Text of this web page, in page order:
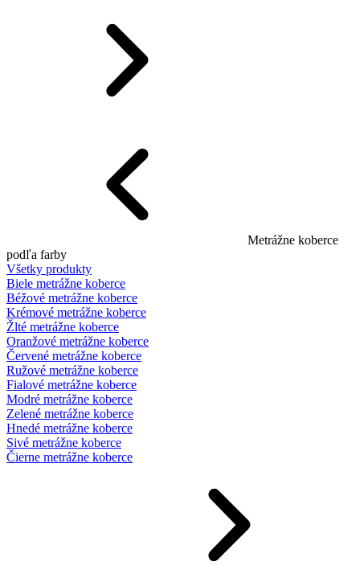
Metrážne koberce
podľa farby
Všetky produkty
Biele metrážne koberce
Béžové metrážne koberce
Krémové metrážne koberce
Žlté metrážne koberce
Oranžové metrážne koberce
Červené metrážne koberce
Ružové metrážne koberce
Fialové metrážne koberce
Modré metrážne koberce
Zelené metrážne koberce
Hnedé metrážne koberce
Sivé metrážne koberce
Čierne metrážne koberce